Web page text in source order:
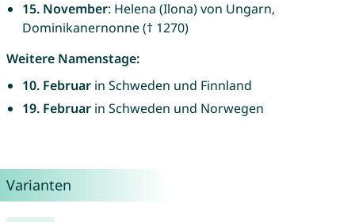
15. November: Helena (Ilona) von Ungarn,
Dominikanernonne († 1270)
Weitere Namenstage:
10. Februarin Schweden und Finnland
19. Februarin Schweden und Norwegen
Varianten